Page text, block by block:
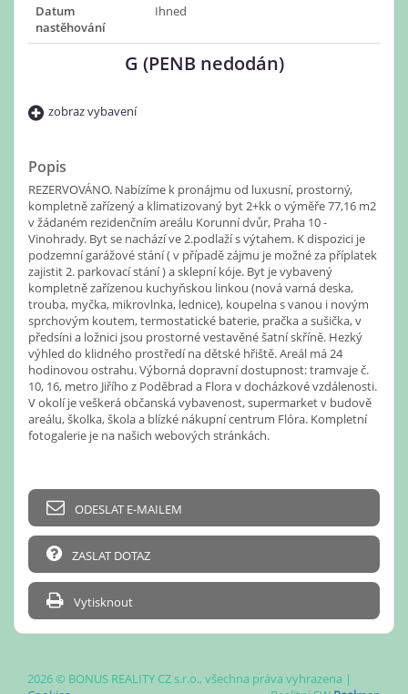
Datum
nastěhování
Ihned
G (PENB nedodán)
zobraz vybavení
Popis
REZERVOVÁNO. Nabízíme k pronájmu od luxusní, prostorný,
kompletně zařízený a klimatizovaný byt 2+kk o výměře 77,16 m2
v žádaném rezidenčním areálu Korunní dvůr, Praha 10 -
Vinohrady. Byt se nachází ve 2.podlaží s výtahem. K dispozici je
podzemní garážové stání ( v případě zájmu je možné za příplatek
zajistit 2. parkovací stání ) a sklepní kóje. Byt je vybavený
kompletně zařízenou kuchyňskou linkou (nová varná deska,
trouba, myčka, mikrovlnka, lednice), koupelna s vanou i novým
sprchovým koutem, termostatické baterie, pračka a sušička, v
předsíni a ložnici jsou prostorné vestavěné šatní skříně. Hezký
výhled do klidného prostředí na dětské hřiště. Areál má 24
hodinovou ostrahu. Výborná dopravní dostupnost: tramvaje č.
10, 16, metro Jiřího z Poděbrad a Flora v docházkové vzdálenosti.
V okolí je veškerá občanská vybavenost, supermarket v budově
areálu, školka, škola a blízké nákupní centrum Flóra. Kompletní
fotogalerie je na našich webových stránkách.
ODESLAT E-MAILEM
ZASLAT DOTAZ
Vytisknout
2026 © BONUS REALITY CZ s.r.o., všechna práva vyhrazena |